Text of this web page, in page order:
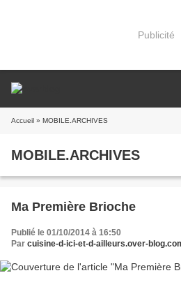
Publicité
Accueil » MOBILE.ARCHIVES
MOBILE.ARCHIVES
Ma Première Brioche
Publié le 01/10/2014 à 16:50
Par cuisine-d-ici-et-d-ailleurs.over-